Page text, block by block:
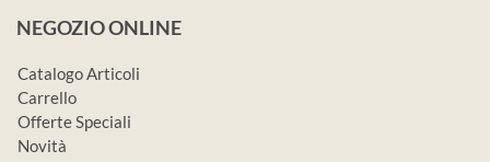
NEGOZIO ONLINE
Catalogo Articoli
Carrello
Offerte Speciali
Novità